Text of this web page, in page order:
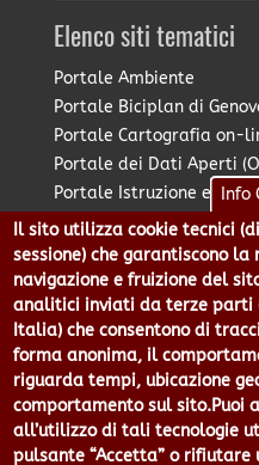
Elenco siti tematici
Portale Ambiente
Portale Biciplan di
Portale Cartografia on-
Portale dei Dati Aperti
Portale Istruzione e
Portale Marketing
Portale Piano Strategico
Portale PUMS di
Portale Stazione Unica
Pratico: procedimenti e
Città Metropolitana di
Genova | CF:80007350103 -
Info
Il sito utilizza cookie tecnici
sessione) che garantiscono la
navigazione e fruizione del
analitici inviati da terze parti
Italia) che consentono di
forma anonima, il
riguarda tempi, ubicazione
comportamento sul sito.Puoi
all’utilizzo di tali tecnologie
pulsante “Accetta” o